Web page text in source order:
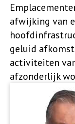
afwijking van
geluid
activiteiten
afzonderlijk